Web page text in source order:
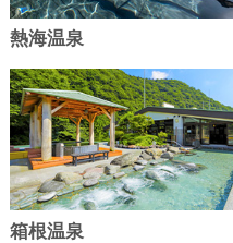
9 位
福島県 照島温泉
小名浜オーシャンホテ
ゴルフクラブ
宮城県 作並温泉
La楽リゾートホテル グリーング
ン
【1日5組限定特価【ライブキ
ンが自慢！】【カニ食べ放題
タン食べ放題付】…
44%
OFF
1名19,800円
11,000
熱海温泉
箱根温泉